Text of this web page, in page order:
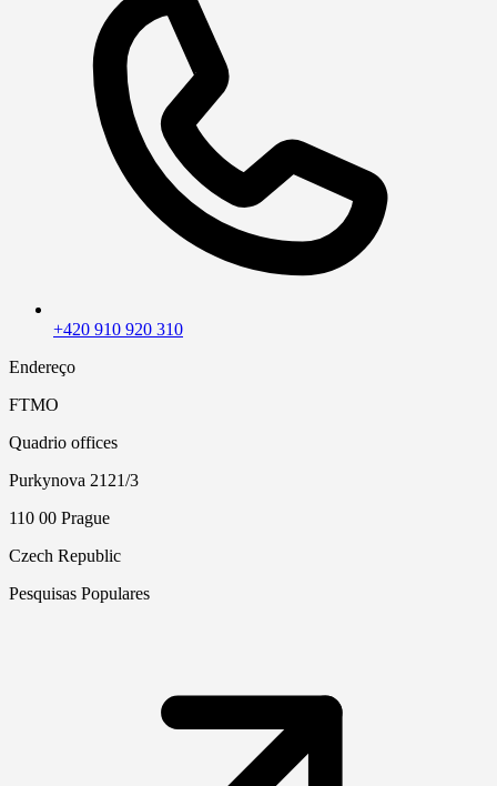
+420 910 920 310
Endereço
FTMO
Quadrio offices
Purkynova 2121/3
110 00 Prague
Czech Republic
Pesquisas Populares